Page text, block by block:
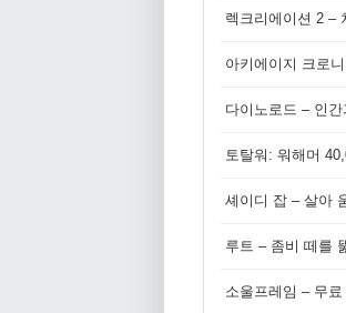
렉크리에이션 2 –
아키에이지 크로
다이노로드 – 인
토탈워: 워해머
셰이디 잡 – 살아
루트 – 좀비 떼를
소울프레임 – 무